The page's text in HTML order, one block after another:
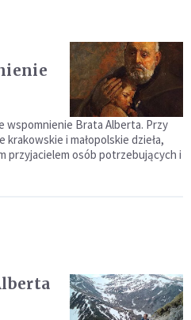
wspomnienie Brata Alberta. Przy
i małopolskie dzieła,
przyjacielem osób potrzebujących i